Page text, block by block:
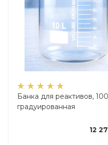
Банка для реактивов,
градуированная
12